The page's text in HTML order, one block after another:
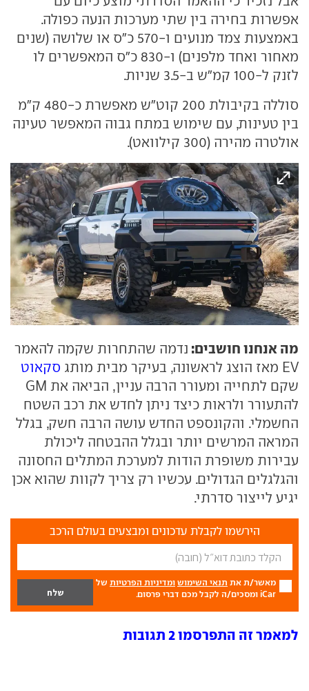
אפשרות בחירה בין שתי מערכות הנעה כפולה.
באמצעות צמד מנועים ו-570 כ"ס או שלושה (שנים
מאחור ואחד מלפנים) ו-830 כ"ס המאפשרים לו
לזנק ל-100 קמ"ש ב-3.5 שניות.
סוללה בקיבולת 200 קוט"ש מאפשרת כ-480 ק"מ
בין טעינות, עם שימוש במתח גבוה המאפשר טעינה
אולטרה מהירה (300 קילוואט).
מה אנחנו חושבים: נדמה שהתחרות שקמה להאמר
EV מאז הוצג לראשונה, בעיקר מבית מותג
סקאוט
שקם לתחייה ומעורר הרבה עניין, הביאה את GM
להתעורר ולראות כיצד ניתן לחדש את רכב השטח
החשמלי. והקונספט החדש עושה הרבה חשק, בגלל
המראה המרשים יותר ובגלל ההבטחה ליכולת
עבירות משופרת הודות למערכת המתלים החסונה
והגלגלים הגדולים. עכשיו רק צריך לקוות שהוא אכן
יגיע לייצור סדרתי.
הירשמו לקבלת עדכונים ומבצעים בעולם הרכב
מאשר/ת את תנאי השימוש ומדיניות הפרטיות של
iCar ומסכים/ה לקבל מכם דברי פרסום.
למאמר זה התפרסמו 2 תגובות